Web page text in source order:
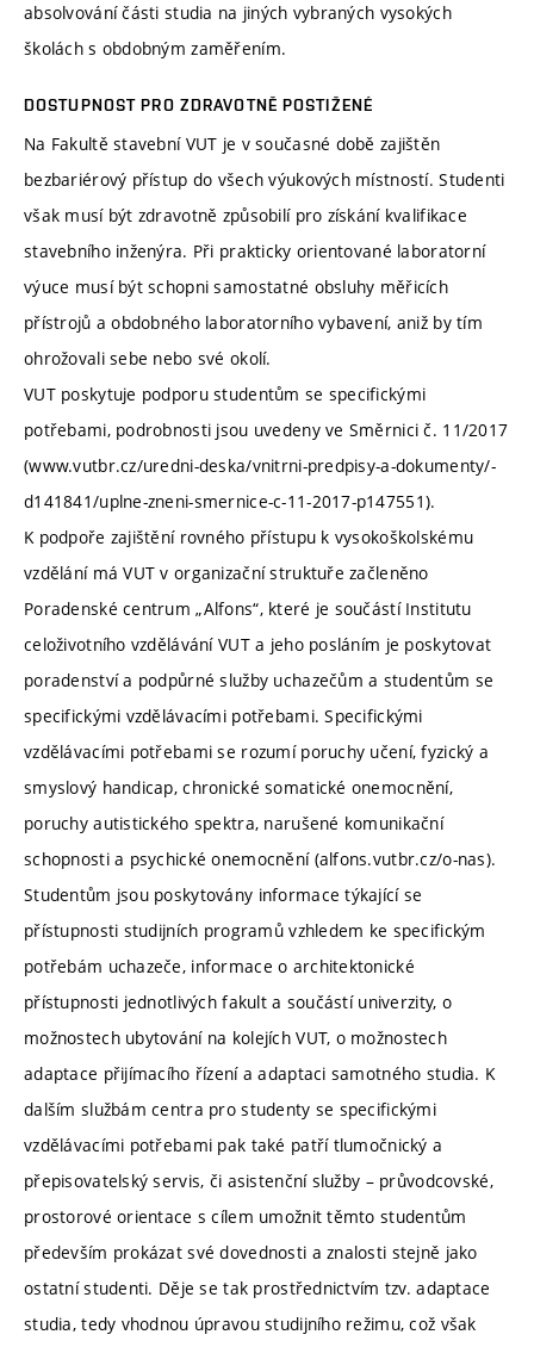
absolvování části studia na jiných vybraných vysokých
školách s obdobným zaměřením.
DOSTUPNOST PRO ZDRAVOTNĚ POSTIŽENÉ
Na Fakultě stavební VUT je v současné době zajištěn
bezbariérový přístup do všech výukových místností. Studenti
však musí být zdravotně způsobilí pro získání kvalifikace
stavebního inženýra. Při prakticky orientované laboratorní
výuce musí být schopni samostatné obsluhy měřicích
přístrojů a obdobného laboratorního vybavení, aniž by tím
ohrožovali sebe nebo své okolí.
VUT poskytuje podporu studentům se specifickými
potřebami, podrobnosti jsou uvedeny ve Směrnici č. 11/2017
(www.vutbr.cz/uredni-deska/vnitrni-predpisy-a-dokumenty/-
d141841/uplne-zneni-smernice-c-11-2017-p147551).
K podpoře zajištění rovného přístupu k vysokoškolskému
vzdělání má VUT v organizační struktuře začleněno
Poradenské centrum „Alfons“, které je součástí Institutu
celoživotního vzdělávání VUT a jeho posláním je poskytovat
poradenství a podpůrné služby uchazečům a studentům se
specifickými vzdělávacími potřebami. Specifickými
vzdělávacími potřebami se rozumí poruchy učení, fyzický a
smyslový handicap, chronické somatické onemocnění,
poruchy autistického spektra, narušené komunikační
schopnosti a psychické onemocnění (alfons.vutbr.cz/o-nas).
Studentům jsou poskytovány informace týkající se
přístupnosti studijních programů vzhledem ke specifickým
potřebám uchazeče, informace o architektonické
přístupnosti jednotlivých fakult a součástí univerzity, o
možnostech ubytování na kolejích VUT, o možnostech
adaptace přijímacího řízení a adaptaci samotného studia. K
dalším službám centra pro studenty se specifickými
vzdělávacími potřebami pak také patří tlumočnický a
přepisovatelský servis, či asistenční služby – průvodcovské,
prostorové orientace s cílem umožnit těmto studentům
především prokázat své dovednosti a znalosti stejně jako
ostatní studenti. Děje se tak prostřednictvím tzv. adaptace
studia, tedy vhodnou úpravou studijního režimu, což však